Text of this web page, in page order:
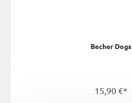
Becher Dogs
15,90 €*